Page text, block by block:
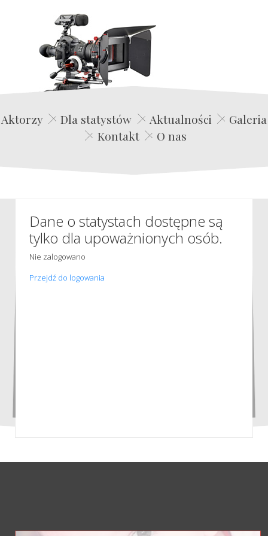
Edwin Film Agencja Aktorska
Aktorzy Dla statystów Aktualności
Galeria
Kontakt
O nas
Dane o statystach dostępne są
tylko dla upoważnionych osób.
Nie zalogowano
Przejdź do logowania